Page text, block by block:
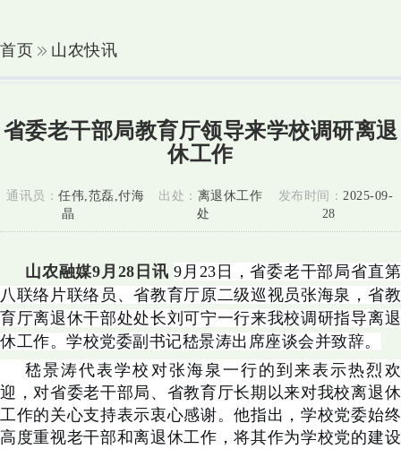
首页 山农快讯
省委老干部局教育厅领导来学校调研离退
休工作
通讯员：任伟,范磊,付海
晶
出处： 离退休工作
处
发布时间： 2025-09-
28
山农融媒9月28日讯 9月23日，省委老干部局省直第
八联络片联络员、省教育厅原二级巡视员张海泉，省教
育厅离退休干部处处长刘可宁一行来我校调研指导离退
休工作。学校党委副书记嵇景涛出席座谈会并致辞。
嵇景涛代表学校对张海泉一行的到来表示热烈欢
迎，对省委老干部局、省教育厅长期以来对我校离退休
工作的关心支持表示衷心感谢。他指出，学校党委始终
高度重视老干部和离退休工作，将其作为学校党的建设